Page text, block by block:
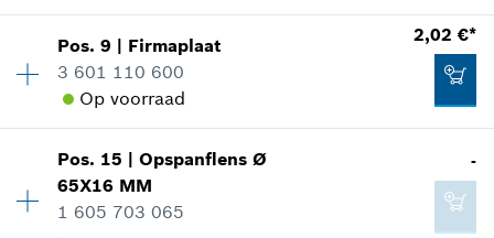
27,81 €*
*Prijs incl. BTW
In weergave tonen
43,12 €*
Beschikbaarheid 1
Prijsgroep :13
reserveonderdelen informatie
Toepassingsinstructie
In weergave tonen
Pos.9 | Firmaplaat
3 601 110 600
Op voorraad
2,02 €*
Beschikbaarheid 2
Prijsgroep:
reserveonderdelen informatie
Pos. 15 |Opspanflens Ø
65X16 MM
1 605 703 065
-